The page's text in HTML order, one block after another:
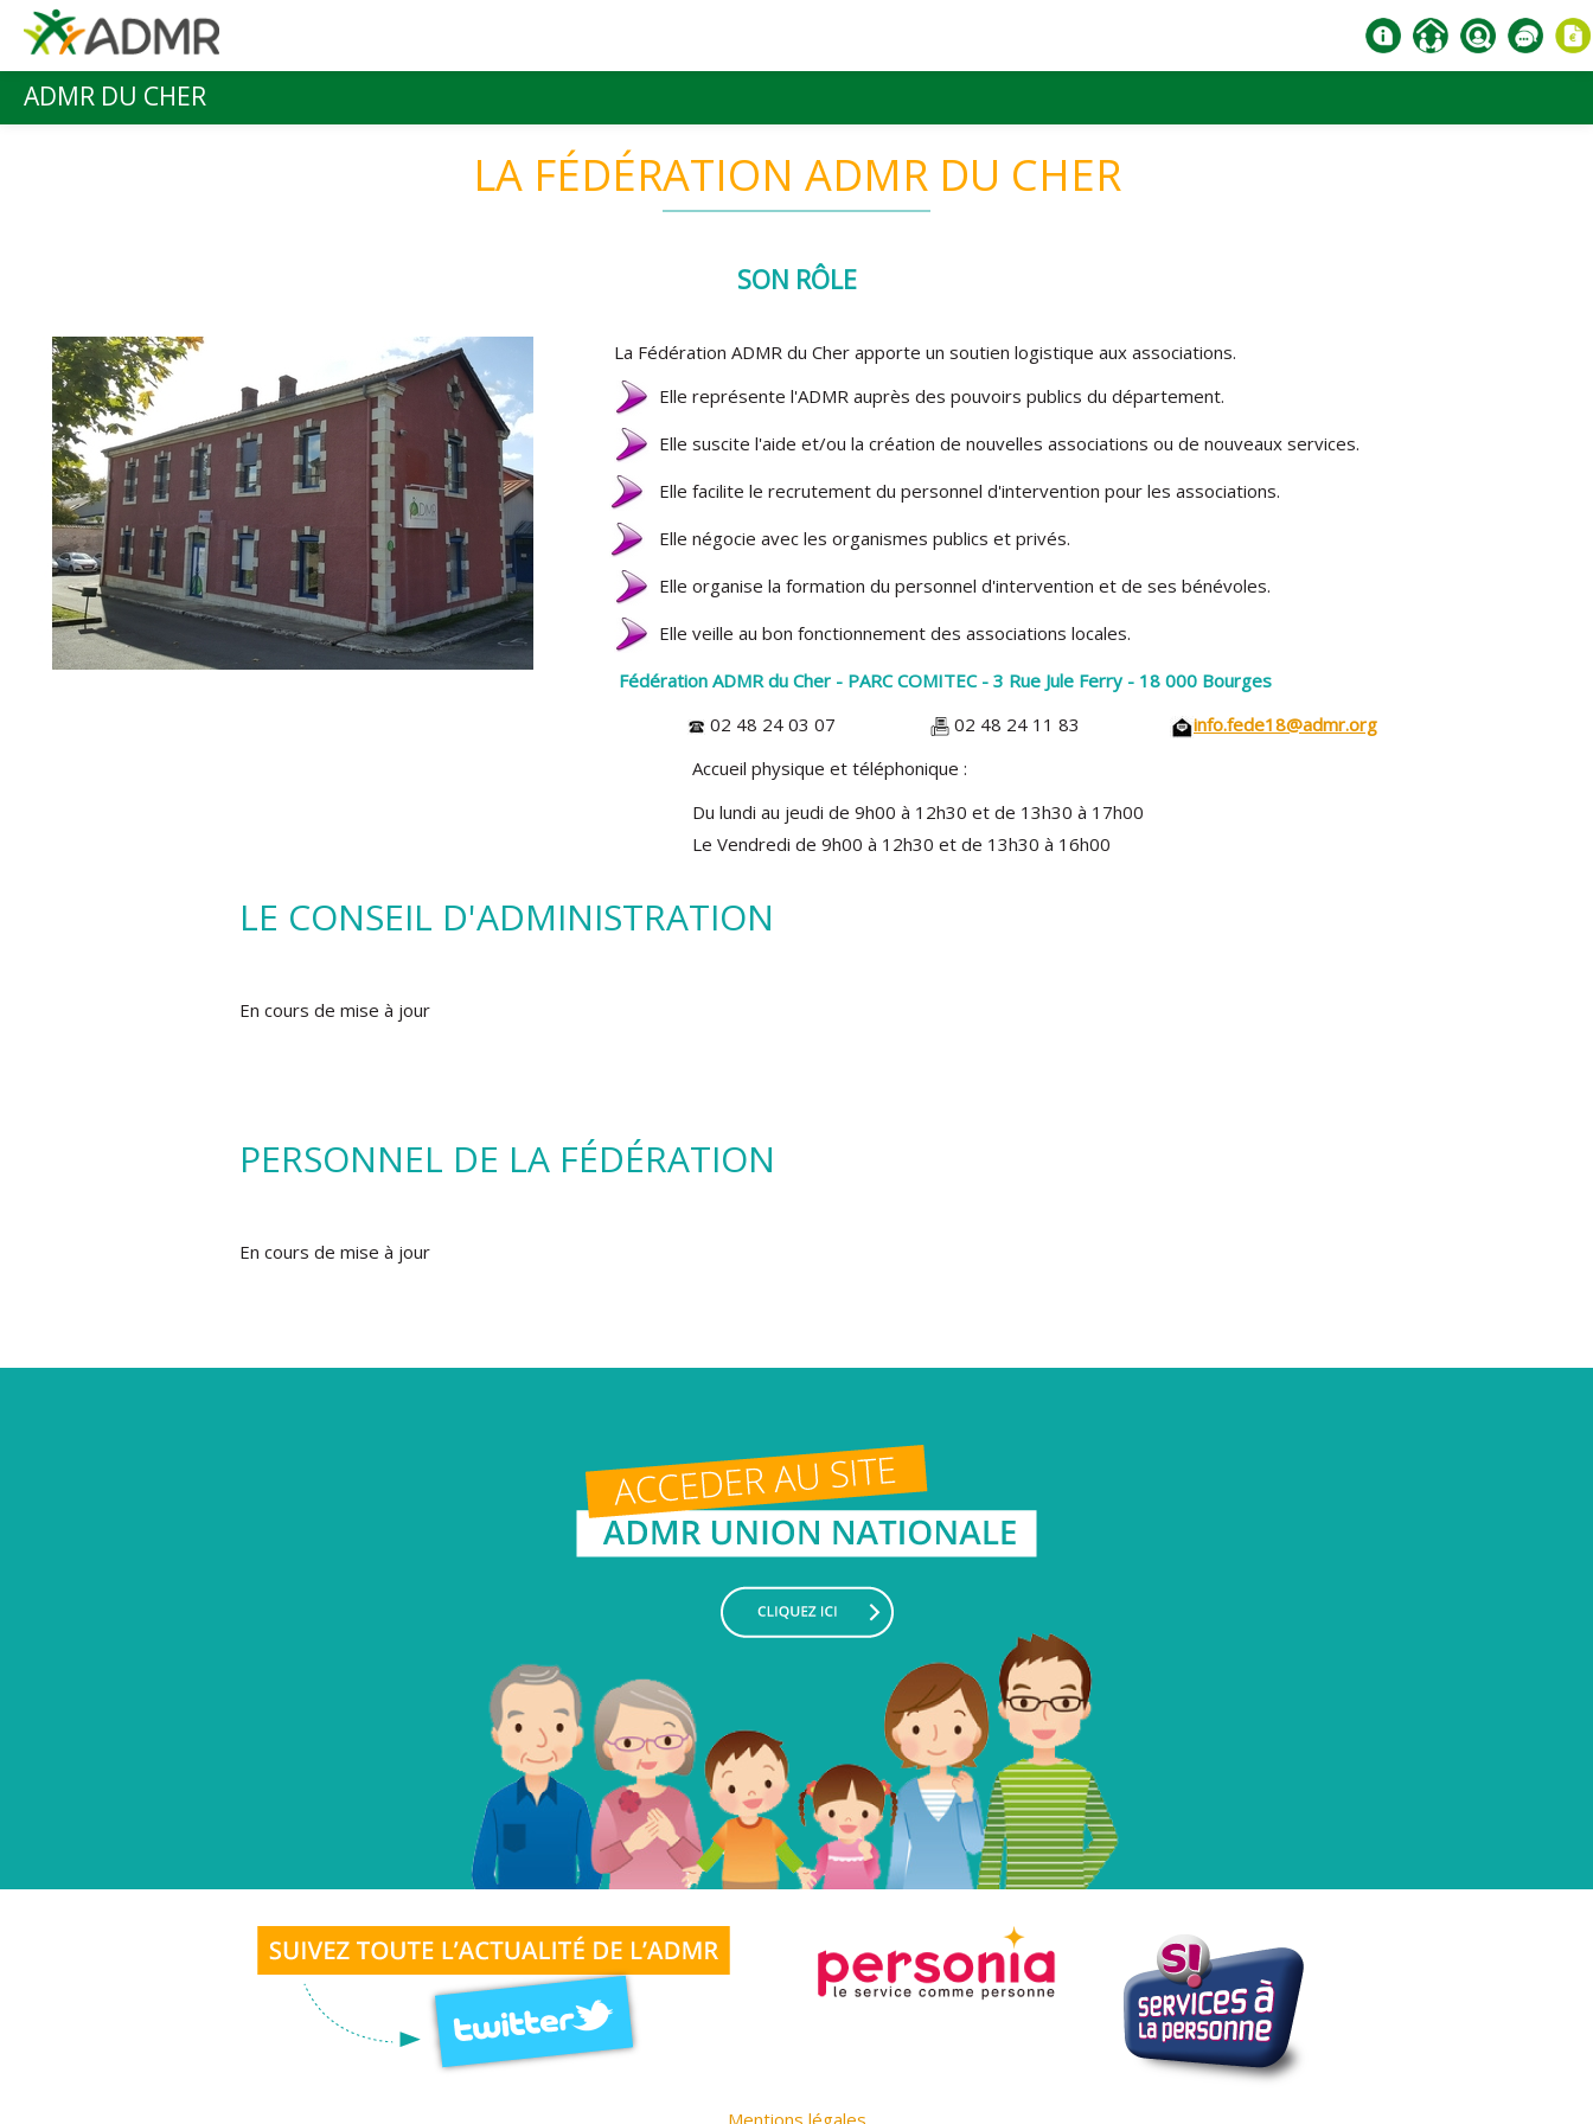
Aller au contenu principal
ADMR DU CHER
LA FÉDÉRATION ADMR DU CHER
SON RÔLE
La Fédération ADMR du Cher apporte un soutien logistique aux associations.
Elle représente l'ADMR auprès des pouvoirs publics du département.
Elle suscite l'aide et/ou la création de nouvelles associations ou de nouveaux services.
Elle facilite le recrutement du personnel d'intervention pour les associations.
Elle négocie avec les organismes publics et privés.
Elle organise la formation du personnel d'intervention et de ses bénévoles.
Elle veille au bon fonctionnement des associations locales.
Fédération ADMR du Cher - PARC COMITEC - 3 Rue Jule Ferry - 18 000 Bourges
02 48 24 03 07
02 48 24 11 83
info.fede18@admr.org
Accueil physique et téléphonique :
Du lundi au jeudi de 9h00 à 12h30 et de 13h30 à 17h00
Le Vendredi de 9h00 à 12h30 et de 13h30 à 16h00
LE CONSEIL D'ADMINISTRATION
En cours de mise à jour
PERSONNEL DE LA FÉDÉRATION
En cours de mise à jour